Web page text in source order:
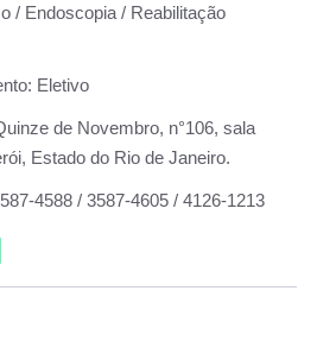
/ Endoscopia / Reabilitação
Eletivo
de Novembro, n°106, sala
Estado do Rio de Janeiro.
4588 / 3587-4605 / 4126-1213